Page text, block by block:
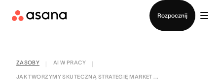
Rozpocznij
ZASOBY AI W PRACY
JAK TWORZYMY SKUTECZNĄ STRATEGIĘ MARKET ...